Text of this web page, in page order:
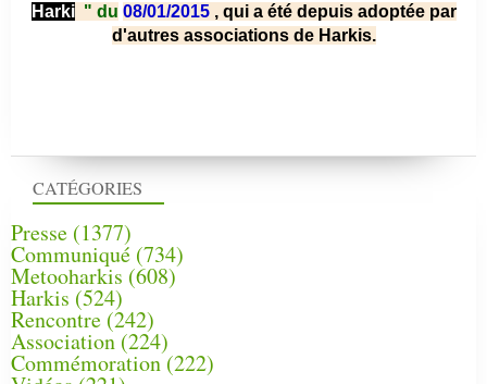
CATÉGORIES
Presse (1377)
Communiqué (734)
Metooharkis (608)
Harkis (524)
Rencontre (242)
Association (224)
Commémoration(222)
Harki " du 08/01/2015 , qui a été depuis adoptée par
d'autres associations de Harkis.